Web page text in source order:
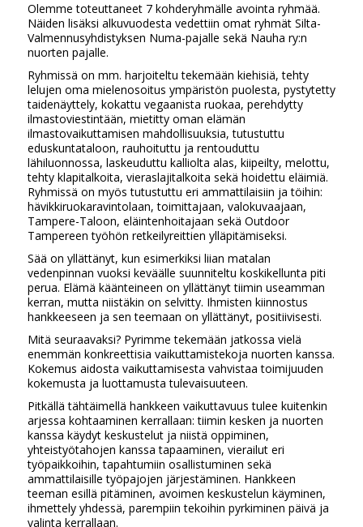
Olemme toteuttaneet 7 kohderyhmälle avointa ryhmää.
Näiden lisäksi alkuvuodesta vedettiin omat ryhmät Silta-
Valmennusyhdistyksen Numa-pajalle sekä Nauha ry:n
nuorten pajalle.
Ryhmissä on mm. harjoiteltu tekemään kiehisiä, tehty
lelujen oma mielenosoitus ympäristön puolesta, pystytetty
taidenäyttely, kokattu vegaanista ruokaa, perehdytty
ilmastoviestintään, mietitty oman elämän
ilmastovaikuttamisen mahdollisuuksia, tutustuttu
eduskuntataloon, rauhoituttu ja rentouduttu
lähiluonnossa, laskeuduttu kalliolta alas, kiipeilty, melottu,
tehty klapitalkoita, vieraslajitalkoita sekä hoidettu eläimiä.
Ryhmissä on myös tutustuttu eri ammattilaisiin ja töihin:
hävikkiruokaravintolaan, toimittajaan, valokuvaajaan,
Tampere-Taloon, eläintenhoitajaan sekä Outdoor
Tampereen työhön retkeilyreittien ylläpitämiseksi.
Sää on yllättänyt, kun esimerkiksi liian matalan
vedenpinnan vuoksi keväälle suunniteltu koskikellunta piti
perua. Elämä käänteineen on yllättänyt tiimin useamman
kerran, mutta niistäkin on selvitty. Ihmisten kiinnostus
hankkeeseen ja sen teemaan on yllättänyt, positiivisesti.
Mitä seuraavaksi? Pyrimme tekemään jatkossa vielä
enemmän konkreettisia vaikuttamistekoja nuorten kanssa.
Kokemus aidosta vaikuttamisesta vahvistaa toimijuuden
kokemusta ja luottamusta tulevaisuuteen.
Pitkällä tähtäimellä hankkeen vaikuttavuus tulee kuitenkin
arjessa kohtaaminen kerrallaan: tiimin kesken ja nuorten
kanssa käydyt keskustelut ja niistä oppiminen,
yhteistyötahojen kanssa tapaaminen, vierailut eri
työpaikkoihin, tapahtumiin osallistuminen sekä
ammattilaisille työpajojen järjestäminen. Hankkeen
teeman esillä pitäminen, avoimen keskustelun käyminen,
ihmettely yhdessä, parempiin tekoihin pyrkiminen päivä ja
valinta kerrallaan.